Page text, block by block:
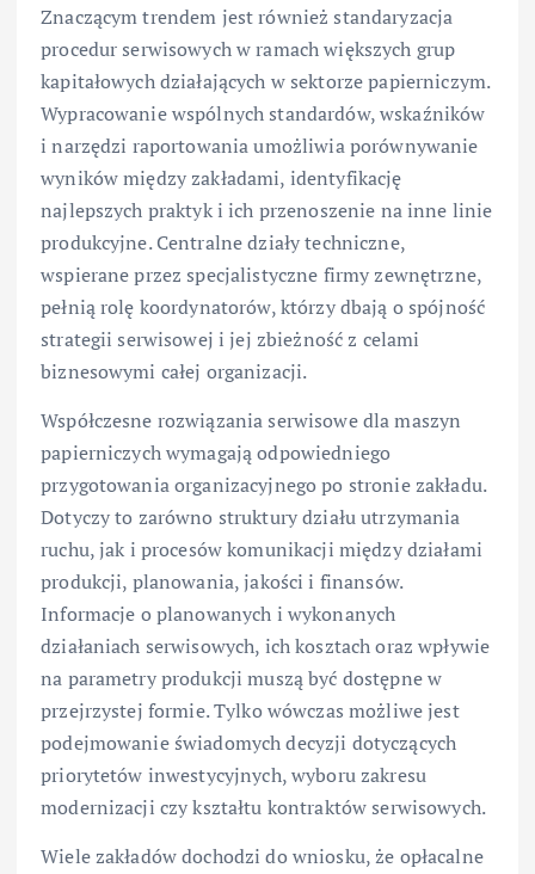
Znaczącym trendem jest również standaryzacja
procedur serwisowych w ramach większych grup
kapitałowych działających w sektorze papierniczym.
Wypracowanie wspólnych standardów, wskaźników
i narzędzi raportowania umożliwia porównywanie
wyników między zakładami, identyfikację
najlepszych praktyk i ich przenoszenie na inne linie
produkcyjne. Centralne działy techniczne,
wspierane przez specjalistyczne firmy zewnętrzne,
pełnią rolę koordynatorów, którzy dbają o spójność
strategii serwisowej i jej zbieżność z celami
biznesowymi całej organizacji.
Współczesne rozwiązania serwisowe dla maszyn
papierniczych wymagają odpowiedniego
przygotowania organizacyjnego po stronie zakładu.
Dotyczy to zarówno struktury działu utrzymania
ruchu, jak i procesów komunikacji między działami
produkcji, planowania, jakości i finansów.
Informacje o planowanych i wykonanych
działaniach serwisowych, ich kosztach oraz wpływie
na parametry produkcji muszą być dostępne w
przejrzystej formie. Tylko wówczas możliwe jest
podejmowanie świadomych decyzji dotyczących
priorytetów inwestycyjnych, wyboru zakresu
modernizacji czy kształtu kontraktów serwisowych.
Wiele zakładów dochodzi do wniosku, że opłacalne